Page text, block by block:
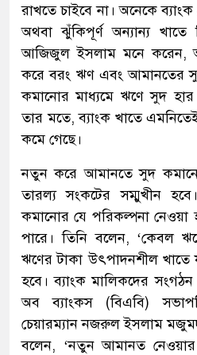
রাখতে চাইবে না। অনেকে
অথবা ঝুঁকিপূর্ণ অন্যান্য খাতে
আজিজুল ইসলাম মনে করেন,
করে বরং ঋণ এবং আমানতের
কমানোর মাধ্যমে ঋণে সুদ
তার মতে, ব্যাংক খাতে
কমে গেছে।
নতুন করে আমানতে সুদ
তারল্য সংকটের সম্মুখীন
কমানোর যে পরিকল্পনা নেওয়া
পারে। তিনি বলেন, ‘কেবল
ঋণের টাকা উৎপাদনশীল খাতে
হবে। ব্যাংক মালিকদের সংগঠন
অব ব্যাংকস (বিএবি)
চেয়ারম্যান নজরুল ইসলাম
বলেন, ‘নতুন আমানত নেওয়ার